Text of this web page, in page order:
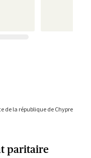
paritaire